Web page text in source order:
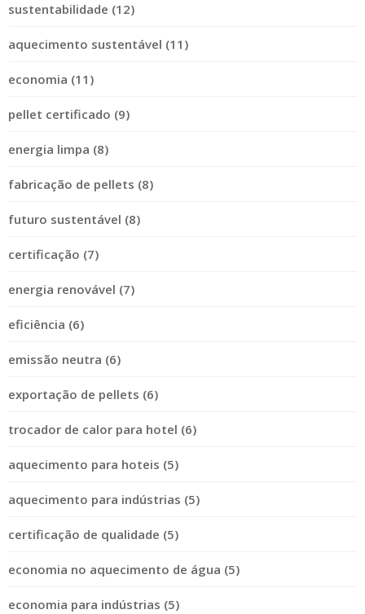
sustentabilidade (12)
aquecimento sustentável (11)
economia (11)
pellet certificado (9)
energia limpa (8)
fabricação de pellets (8)
futuro sustentável (8)
certificação (7)
energia renovável (7)
eficiência (6)
emissão neutra (6)
exportação de pellets (6)
trocador de calor para hotel (6)
aquecimento para hoteis (5)
aquecimento para indústrias (5)
certificação de qualidade (5)
economia no aquecimento de água (5)
economia para indústrias (5)